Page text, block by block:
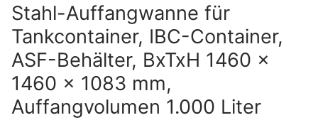
Stahl-Auffangwanne für
Tankcontainer, IBC-Container,
ASF-Behälter, BxTxH 1460 x
1460 x 1083 mm,
Auffangvolumen 1.000 Liter